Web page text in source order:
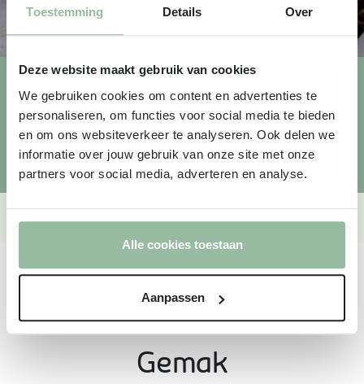
Toestemming Details Over
Deze website maakt gebruik van cookies
We gebruiken cookies om content en advertenties te
personaliseren, om functies voor social media te bieden
en om ons websiteverkeer te analyseren. Ook delen we
informatie over jouw gebruik van onze site met onze
partners voor social media, adverteren en analyse.
Alle cookies toestaan
Aanpassen
v.a. € 59,95
Meer info
Gemak